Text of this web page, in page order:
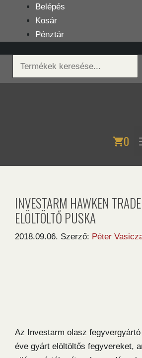
tartalomba
Belépés
Kosár
Pénztár
Keresés
0
INVESTARM HAWKEN
ELÖLTÖLTŐ PUSKA
2018.09.06. Szerző: Péter
Az Investarm olasz
éve gyárt elöltöltős fegyvereket,